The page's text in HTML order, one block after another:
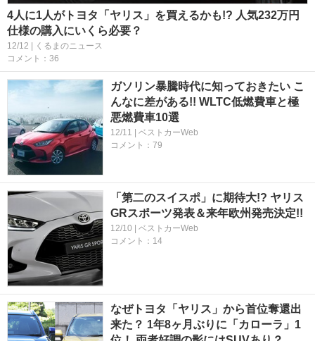
4人に1人がトヨタ「ヤリス」を買えるかも!? 人気232万円
仕様の購入にいくら必要？
12/12 | くるまのニュース
コメント：36
ガソリン暴騰時代に知っておきたい こ
んなに差がある!! WLTC低燃費車と極
悪燃費車10選
12/11 | ベストカーWeb
コメント：79
「第二のスイスポ」に期待大!? ヤリス
GRスポーツ発表＆来年欧州発売決定!!
12/10 | ベストカーWeb
コメント：14
なぜトヨタ「ヤリス」から首位奪還出
来た？ 1年8ヶ月ぶりに「カローラ」1